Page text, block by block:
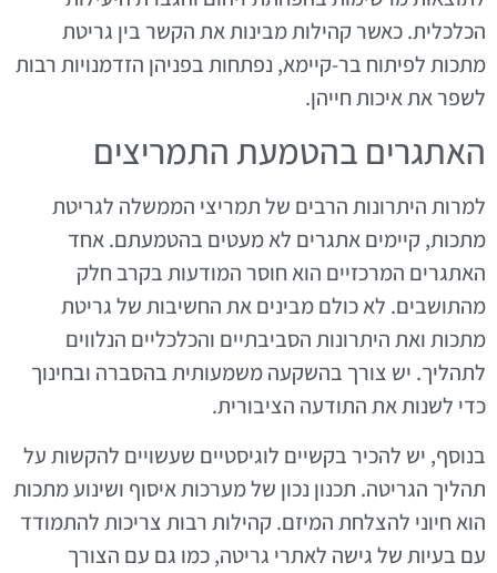
הכלכלית. כאשר קהילות מבינות את הקשר בין גריטת
מתכות לפיתוח בר-קיימא, נפתחות בפניהן הזדמנויות רבות
לשפר את איכות חייהן.
האתגרים בהטמעת התמריצים
למרות היתרונות הרבים של תמריצי הממשלה לגריטת
מתכות, קיימים אתגרים לא מעטים בהטמעתם. אחד
האתגרים המרכזיים הוא חוסר המודעות בקרב חלק
מהתושבים. לא כולם מבינים את החשיבות של גריטת
מתכות ואת היתרונות הסביבתיים והכלכליים הנלווים
לתהליך. יש צורך בהשקעה משמעותית בהסברה ובחינוך
כדי לשנות את התודעה הציבורית.
בנוסף, יש להכיר בקשיים לוגיסטיים שעשויים להקשות על
תהליך הגריטה. תכנון נכון של מערכות איסוף ושינוע מתכות
הוא חיוני להצלחת המיזם. קהילות רבות צריכות להתמודד
עם בעיות של גישה לאתרי גריטה, כמו גם עם הצורך